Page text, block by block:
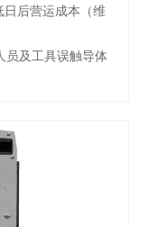
后营运成本（维
员及工具误触导体